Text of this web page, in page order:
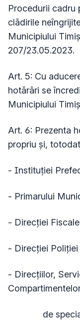
Procedurii cadru
clădirile
Municipiului
207/23.05.2023.
Art. 5: Cu
hotărâri se
Municipiului
Art. 6: Prezenta
propriu și,
- Instituţiei
- Primarului
- Direcției
- Direcției
- Direcțiilor,
de